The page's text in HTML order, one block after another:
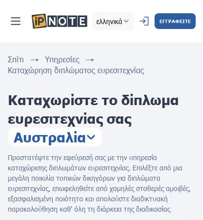
ελληνικά ΕΓΓΡΑΦΕΙΤΕ
Σπίτι
Υπηρεσίες
Καταχώρηση διπλώματος ευρεσιτεχνίας
Καταχωρίστε το δίπλωμα
ευρεσιτεχνίας σας
Αυστραλία
Προστατέψτε την εφεύρεσή σας με την υπηρεσία
καταχώρισης διπλωμάτων ευρεσιτεχνίας. Επιλέξτε από μια
μεγάλη ποικιλία τοπικών δικηγόρων για διπλώματα
ευρεσιτεχνίας, επωφεληθείτε από χαμηλές σταθερές αμοιβές,
εξασφαλισμένη ποιότητα και απολαύστε διαδικτυακή
παρακολούθηση καθ' όλη τη διάρκεια της διαδικασίας